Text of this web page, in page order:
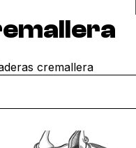
cremallera